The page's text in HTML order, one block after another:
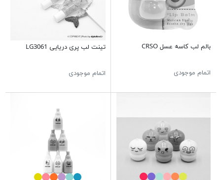
بالم لب کاسه عسل CRSO
اتمام موجودی
تینت لب پری دریایی LG3061
اتمام موجودی